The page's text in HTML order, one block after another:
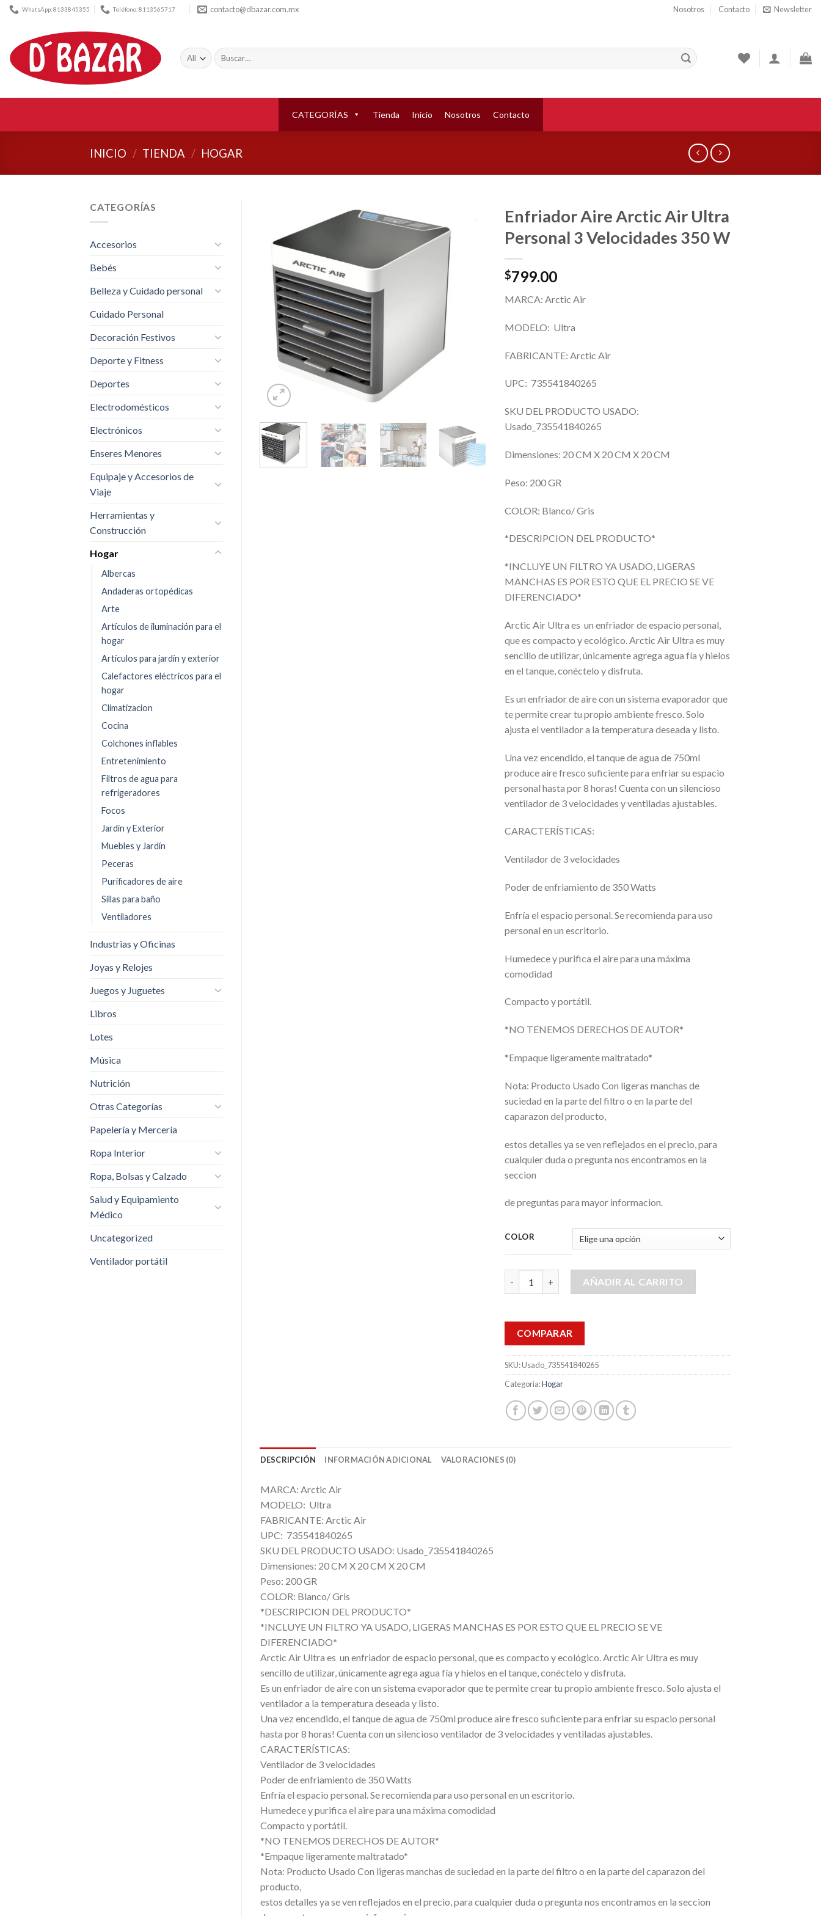
Skip
content
WhatsApp: 8133845355 Teléfono: 8113565717 contacto@dbazar.com.mx Nosotros Contacto Newsletter
Buscar
por:
CATEGORÍAS Tienda Inicio Nosotros Contacto
INICIO / TIENDA / HOGAR
CATEGORÍAS
Accesorios
Bebés
Belleza y Cuidado personal
Cuidado Personal
Decoración Festivos
Deporte y Fitness
Deportes
Electrodomésticos
Electrónicos
Enseres Menores
Equipaje y Accesorios de
Viaje
Herramientas y
Construcción
Hogar
Albercas
Andaderas ortopédicas
Arte
Artículos de iluminación para el
hogar
Artículos para jardín y exterior
Calefactores eléctricos para el
hogar
Climatizacion
Cocina
Colchones inflables
Entretenimiento
Filtros de agua para
refrigeradores
Focos
Jardín y Exterior
Muebles y Jardín
Peceras
Purificadores de aire
Sillas para baño
Ventiladores
Industrias y Oficinas
Joyas y Relojes
Juegos y Juguetes
Libros
Lotes
Música
Nutrición
Otras Categorías
Papelería y Mercería
Ropa Interior
Ropa, Bolsas y Calzado
Salud y Equipamiento
Médico
Uncategorized
Ventilador portátil
Añadir
lista de
deseos
Enfriador Aire Arctic Air Ultra
Personal 3 Velocidades 350 W
$799.00
MARCA: Arctic Air
MODELO: Ultra
FABRICANTE: Arctic Air
UPC: 735541840265
SKU DEL PRODUCTO USADO:
Usado_735541840265
Dimensiones: 20 CM X 20 CM X 20 CM
Peso: 200 GR
COLOR: Blanco/ Gris
*DESCRIPCION DEL PRODUCTO*
*INCLUYE UN FILTRO YA USADO, LIGERAS
MANCHAS ES POR ESTO QUE EL PRECIO SE VE
DIFERENCIADO*
Arctic Air Ultra es un enfriador de espacio personal,
que es compacto y ecológico. Arctic Air Ultra es muy
sencillo de utilizar, únicamente agrega agua fía y hielos
en el tanque, conéctelo y disfruta.
Es un enfriador de aire con un sistema evaporador que
te permite crear tu propio ambiente fresco. Solo
ajusta el ventilador a la temperatura deseada y listo.
Una vez encendido, el tanque de agua de 750ml
produce aire fresco suficiente para enfriar su espacio
personal hasta por 8 horas! Cuenta con un silencioso
ventilador de 3 velocidades y ventiladas ajustables.
CARACTERÍSTICAS:
Ventilador de 3 velocidades
Poder de enfriamiento de 350 Watts
Enfría el espacio personal. Se recomienda para uso
personal en un escritorio.
Humedece y purifica el aire para una máxima
comodidad
Compacto y portátil.
*NO TENEMOS DERECHOS DE AUTOR*
*Empaque ligeramente maltratado*
Nota: Producto Usado Con ligeras manchas de
suciedad en la parte del filtro o en la parte del
caparazon del producto,
estos detalles ya se ven reflejados en el precio, para
cualquier duda o pregunta nos encontramos en la
seccion
de preguntas para mayor informacion.
COLOR
Enfriador Aire Arctic Air Ultra Personal 3 Velocidades 350 W cantidad
AÑADIR AL CARRITO
COMPARAR
SKU:Usado_735541840265
Categoría:Hogar
DESCRIPCIÓN INFORMACIÓN ADICIONAL VALORACIONES (0)
MARCA: Arctic Air
MODELO: Ultra
FABRICANTE: Arctic Air
UPC: 735541840265
SKU DEL PRODUCTO USADO: Usado_735541840265
Dimensiones: 20 CM X 20 CM X 20 CM
Peso: 200 GR
COLOR: Blanco/ Gris
*DESCRIPCION DEL PRODUCTO*
*INCLUYE UN FILTRO YA USADO, LIGERAS MANCHAS ES POR ESTO QUE EL PRECIO SE VE
DIFERENCIADO*
Arctic Air Ultra es un enfriador de espacio personal, que es compacto y ecológico. Arctic Air Ultra es muy
sencillo de utilizar, únicamente agrega agua fía y hielos en el tanque, conéctelo y disfruta.
Es un enfriador de aire con un sistema evaporador que te permite crear tu propio ambiente fresco. Solo ajusta el
ventilador a la temperatura deseada y listo.
Una vez encendido, el tanque de agua de 750ml produce aire fresco suficiente para enfriar su espacio personal
hasta por 8 horas! Cuenta con un silencioso ventilador de 3 velocidades y ventiladas ajustables.
CARACTERÍSTICAS:
Ventilador de 3 velocidades
Poder de enfriamiento de 350 Watts
Enfría el espacio personal. Se recomienda para uso personal en un escritorio.
Humedece y purifica el aire para una máxima comodidad
Compacto y portátil.
*NO TENEMOS DERECHOS DE AUTOR*
*Empaque ligeramente maltratado*
Nota: Producto Usado Con ligeras manchas de suciedad en la parte del filtro o en la parte del caparazon del
producto,
estos detalles ya se ven reflejados en el precio, para cualquier duda o pregunta nos encontramos en la seccion